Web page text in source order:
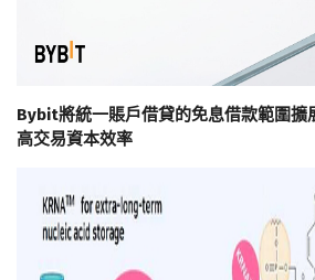
Bybit將統一賬戶借貸的免息借款範圍擴
高交易資本效率